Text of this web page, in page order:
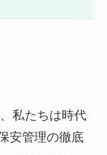
私たちは時代
安管理の徹底